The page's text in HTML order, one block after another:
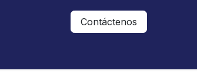
Contáctenos